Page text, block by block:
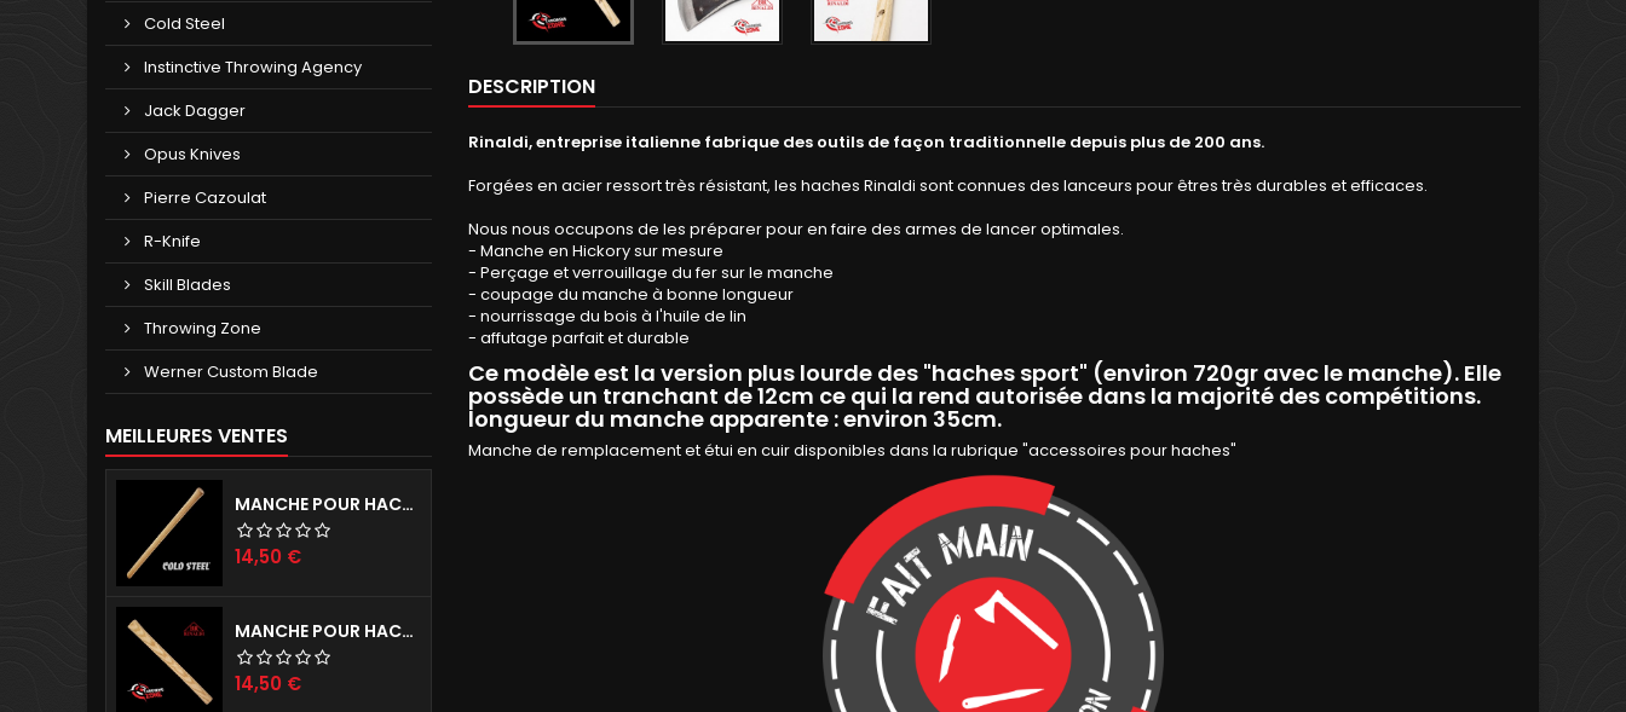
Cold Steel
Instinctive Throwing Agency
Jack Dagger
Opus Knives
Pierre Cazoulat
R-Knife
Skill Blades
Throwing Zone
Werner Custom Blade
MEILLEURES VENTES
MANCHE POUR HACHES COLD STEEL
Prix
14,50 €
MANCHE POUR HACHE RINALDI
Prix
14,50 €
DESCRIPTION
Rinaldi, entreprise italienne fabrique des outils de façon traditionnelle depuis plus de 200 ans.
Forgées en acier ressort très résistant, les haches Rinaldi sont connues des lanceurs pour êtres très durables et efficaces.
Nous nous occupons de les préparer pour en faire des armes de lancer optimales.
- Manche en Hickory sur mesure
- Perçage et verrouillage du fer sur le manche
- coupage du manche à bonne longueur
- nourrissage du bois à l'huile de lin
- affutage parfait et durable
Ce modèle est la version plus lourde des "haches sport" (environ 720gr avec le manche). Elle
possède un tranchant de 12cm ce qui la rend autorisée dans la majorité des compétitions.
longueur du manche apparente : environ 35cm.
Manche de remplacement et étui en cuir disponibles dans la rubrique "accessoires pour haches"